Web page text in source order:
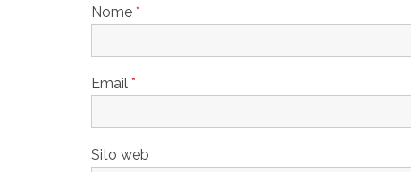
Nome *
Email *
Sito web